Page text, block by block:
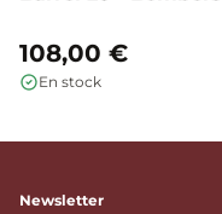
108,00 €
En stock
Newsletter